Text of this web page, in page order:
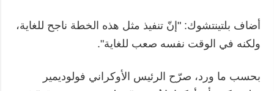
أضاف بلتينتشوك: "إنّ تنفيذ مثل هذه الخطة ناجح للغاية،
ولكنه في الوقت نفسه صعب للغاية".
بحسب ما ورد، صرّح الرئيس الأوكراني فولوديمير